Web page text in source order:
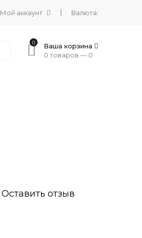
Мой аккаунт Валюта:
0
Ваша корзина
0 товаров — 0
Оставить отзыв